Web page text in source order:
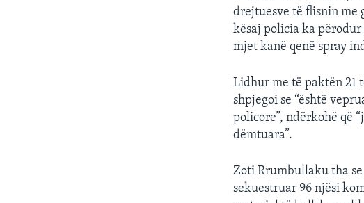
drejtuesve të flisnin me
kësaj policia ka
mjet kanë qenë spray
Lidhur me të paktën 21
shpjegoi se “është
policore”, ndërkohë që
dëmtuara”.
Zoti Rrumbullaku tha
sekuestruar 96 njësi